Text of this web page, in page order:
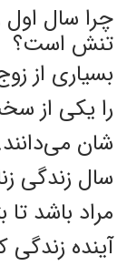
چرا سال
تنش است؟
بسیاری از
را یکی از
شان
سال زندگی
مراد باشد تا
آینده زندگی